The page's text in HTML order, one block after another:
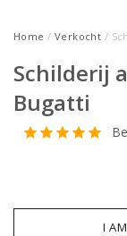
Home / Verkocht /
Schilderij
Bugatti
I